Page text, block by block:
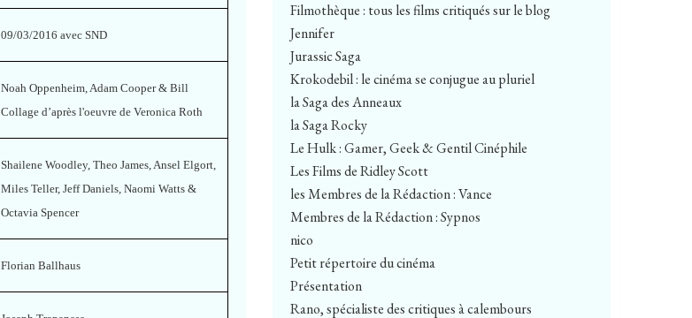
09/03/2016 avec SND
Noah Oppenheim, Adam Cooper & Bill
Collage d’après l'oeuvre de Veronica Roth
Shailene Woodley, Theo James, Ansel Elgort,
Miles Teller, Jeff Daniels, Naomi Watts &
Octavia Spencer
Florian Ballhaus
Filmothèque : tous les films critiqués sur le blog
Jennifer
Jurassic Saga
Krokodebil : le cinéma se conjugue au pluriel
la Saga des Anneaux
la Saga Rocky
Le Hulk : Gamer, Geek & Gentil Cinéphile
Les Films de Ridley Scott
les Membres de la Rédaction : Vance
Membres de la Rédaction : Sypnos
nico
Petit répertoire du cinéma
Présentation
Rano, spécialiste des critiques à calembours